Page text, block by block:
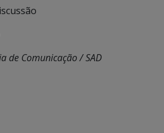
de Comunicação / SAD